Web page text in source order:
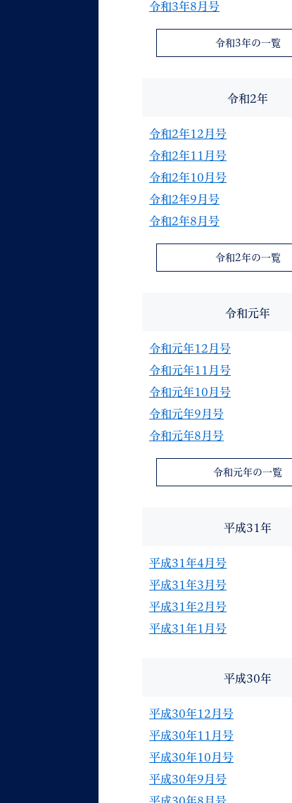
令和3年8月号
令和3年の一覧
令和2年
令和2年12月号
令和2年11月号
令和2年10月号
令和2年9月号
令和2年8月号
令和2年の一覧
令和元年
令和元年12月号
令和元年11月号
令和元年10月号
令和元年9月号
令和元年8月号
令和元年の一覧
平成31年
平成31年4月号
平成31年3月号
平成31年2月号
平成31年1月号
平成30年
平成30年12月号
平成30年11月号
平成30年10月号
平成30年9月号